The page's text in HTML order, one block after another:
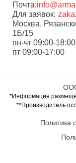
Почта:
Для заявок:
Москва,
1Б/15
пн-чт 09:00-
пт 09:00-17:00
*Информация
**Производитель
Политика